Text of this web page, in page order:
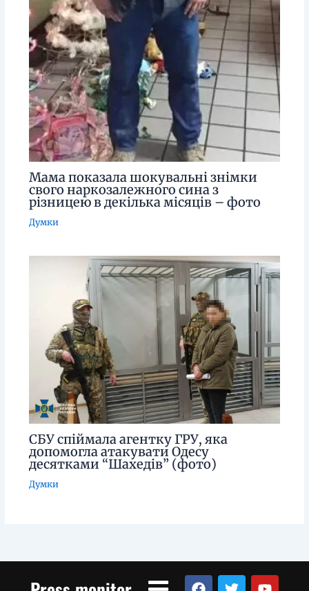
Мама показала шокувальні знімки
свого наркозалежного сина з
різницею в декілька місяців – фото
Думки
СБУ спіймала агентку ГРУ, яка
допомогла атакувати Одесу
десятками “Шахедів” (фото)
Думки
Menu
F
T
Y